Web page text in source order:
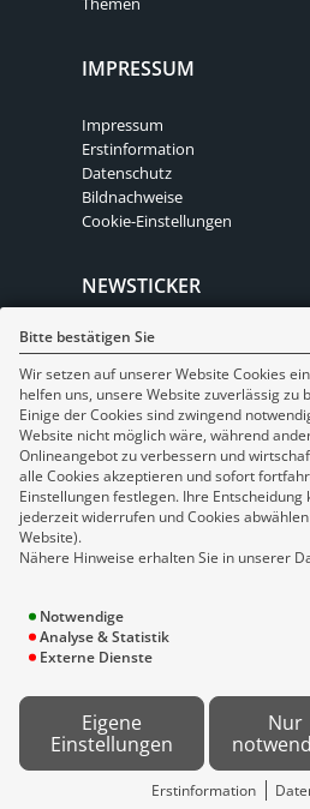
Bitte bestätigen Sie
Wir setzen auf unserer Website Cookies
helfen uns, unsere Website zuverlässig zu
Einige der Cookies sind zwingend
Website nicht möglich wäre, während
Onlineangebot zu verbessern und
alle Cookies akzeptieren und sofort
Einstellungen festlegen. Ihre Entscheidung
jederzeit widerrufen und Cookies
Website).
Nähere Hinweise erhalten Sie in unserer
Notwendige
Analyse & Statistik
Externe Dienste
Eigene
Einstellungen
Nur
Erstinformation
IMPRESSUM
Impressum
Erstinformation
Datenschutz
Bildnachweise
Cookie-Einstellungen
NEWSTICKER
SOCIAL MEDIA
© 2026 DH
powered by